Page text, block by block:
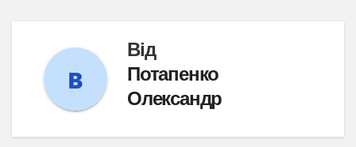
Від
Потапенко
Олександр